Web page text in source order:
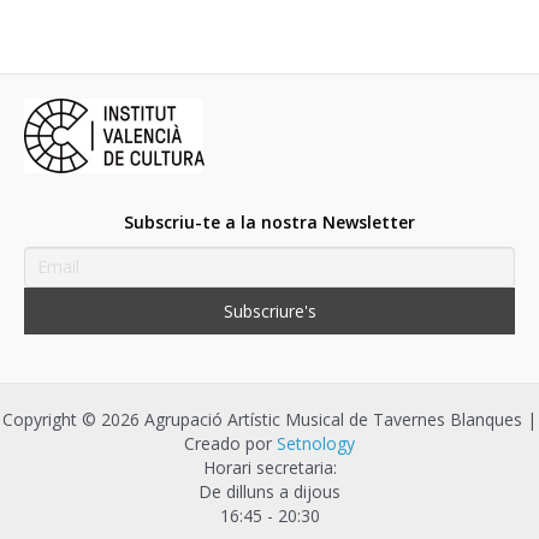
o
k
p n te
Subscriu-te a la nostra Newsletter
Copyright © 2026 Agrupació Artístic Musical de Tavernes Blanques |
Creado por Setnology
Horari secretaria:
De dilluns a dijous
16:45 - 20:30